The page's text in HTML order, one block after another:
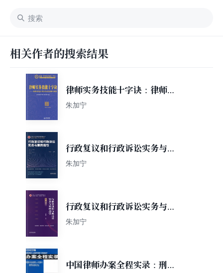
相关作者的搜索结果
律师实务技能十字诀：律师各
项业务的特点和操作要领
朱加宁
行政复议和行政诉讼实务与案
例指引
朱加宁
行政复议和行政诉讼实务与案
例指引（第二版）
朱加宁
中国律师办案全程实录：刑事